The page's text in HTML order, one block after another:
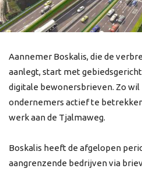
Aannemer Boskalis, die de
aanlegt, start met
digitale bewonersbrieven. Zo
ondernemers actief te
werk aan de Tjalmaweg.
Boskalis heeft de afgelopen
aangrenzende bedrijven via